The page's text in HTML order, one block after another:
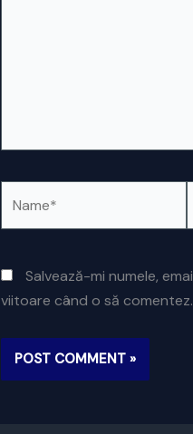
Salvează-mi numele,
viitoare când o să comentez.